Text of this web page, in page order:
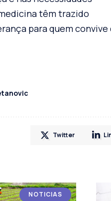
têm trazido
para quem convive
Twitter
NOTICIAS